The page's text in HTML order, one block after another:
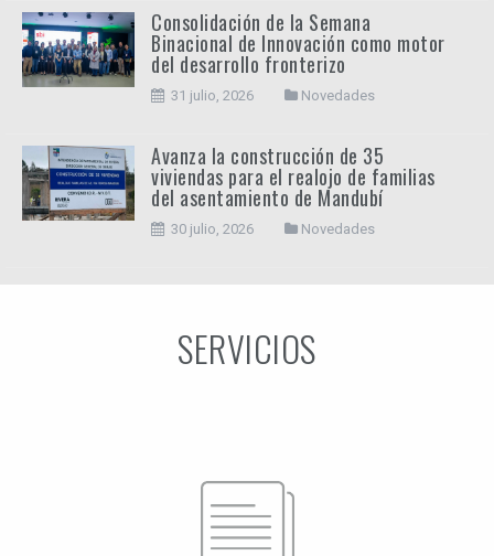
Consolidación de la Semana
Binacional de Innovación como motor
del desarrollo fronterizo
31 julio, 2026 Novedades
Avanza la construcción de 35
viviendas para el realojo de familias
del asentamiento de Mandubí
30 julio, 2026 Novedades
SERVICIOS